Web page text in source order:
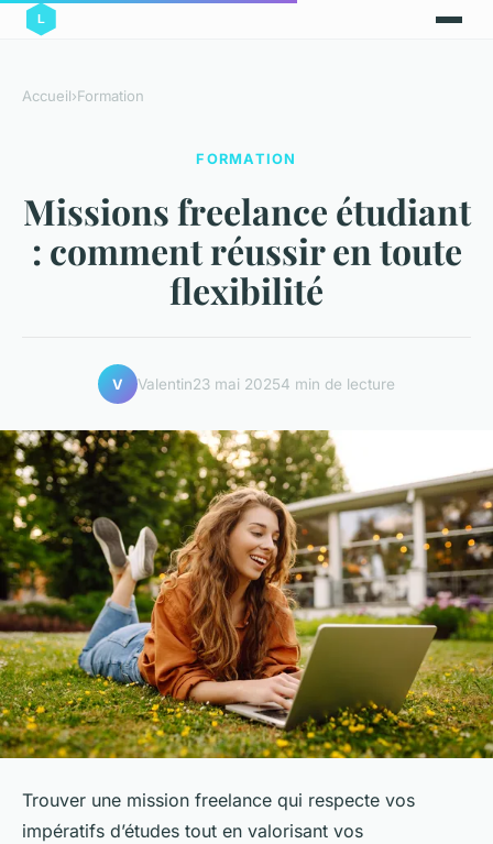
Accueil›Formation
FORMATION
Missions freelance étudiant
: comment réussir en toute
flexibilité
V Valentin23 mai 20254 min de lecture
Trouver une mission freelance qui respecte vos
impératifs d’études tout en valorisant vos